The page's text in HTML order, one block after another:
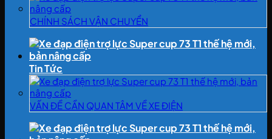
CHÍNH SÁCH VẬN CHUYỂN
Tin Tức
VẤN ĐỀ CẦN QUAN TÂM VỀ XE ĐIỆN